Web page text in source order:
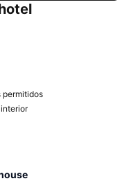
permitidos